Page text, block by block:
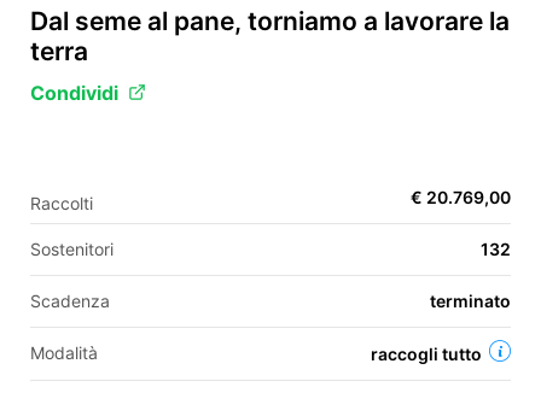
FR
Dal seme al pane, torniamo a lavorare la
terra
Condividi
Raccolti € 20.769,00
Sostenitori 132
Scadenza terminato
Modalità raccogli tutto